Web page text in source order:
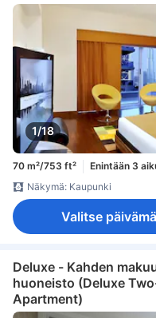
1/18
70 m²/753 ft² Enintään 3
Näkymä: Kaupunki
Valitse
Deluxe - Kahden
huoneisto (Deluxe
Apartment)